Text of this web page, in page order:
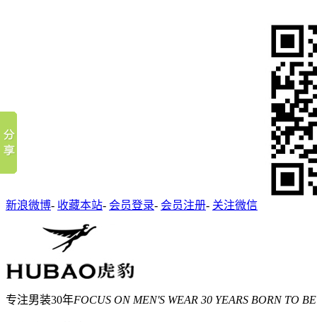
新浪微博- 收藏本站- 会员登录- 会员注册- 关注微信
专注男装30年FOCUS ON MEN'S WEAR 30 YEARS BORN TO